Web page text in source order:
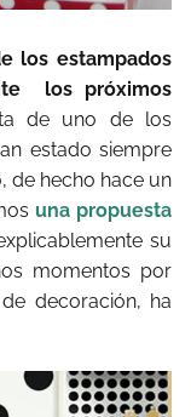
los estampados
los próximos
de uno de los
estado siempre
de hecho hace un
una propuesta
su
momentos por
decoración, ha